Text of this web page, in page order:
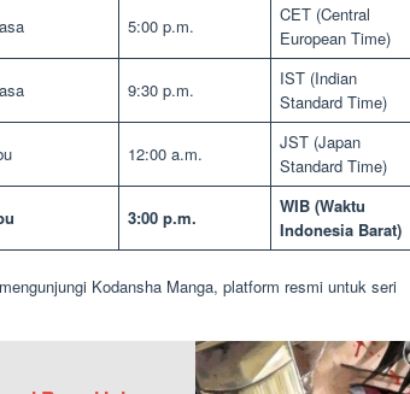
5:00 p.m.
CET (Central
European Time)
9:30 p.m.
IST (Indian
Standard Time)
12:00 a.m.
JST (Japan
Standard Time)
3:00 p.m.
WIB (Waktu
Indonesia Barat)
Kodansha Manga, platform resmi untuk seri